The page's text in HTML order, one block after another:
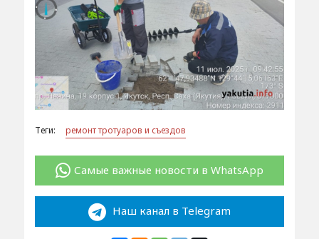
Теги: ремонт тротуаров и съездов
Самые важные новости в WhatsApp
Наш канал в Telegram